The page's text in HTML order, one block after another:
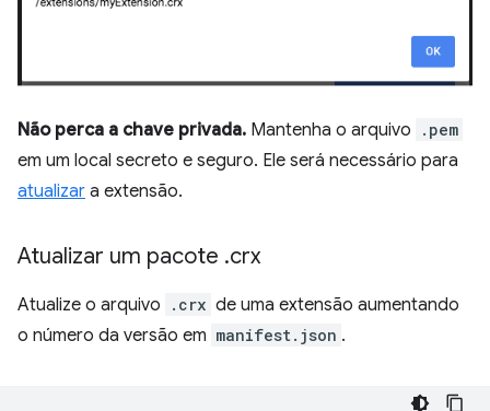
Não perca a chave privada. Mantenha o arquivo .pem
em um local secreto e seguro. Ele será necessário para
atualizar a extensão.
Atualizar um pacote .crx
Atualize o arquivo .crx de uma extensão aumentando
o número da versão em manifest.json .